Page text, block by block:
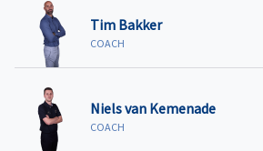
Tim Bakker
COACH
Niels van Kemenade
COACH